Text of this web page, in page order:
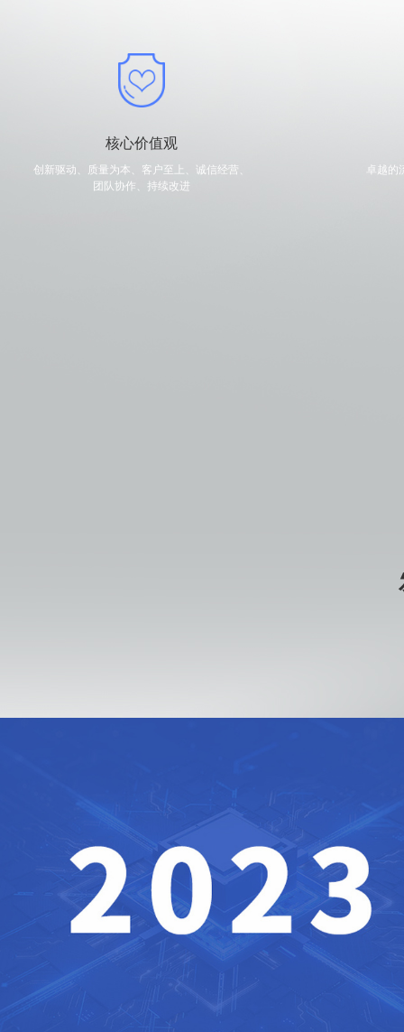
核心价值观
创新驱动、质量为本、客户至上、诚信经营、
团队协作、持续改进
卓越的